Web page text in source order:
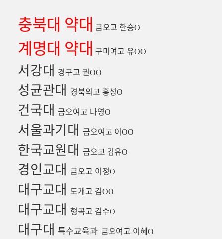
충북대 약대 금오고 한승O
계명대 약대 구미여고 유OO
서강대 경구고 권OO
성균관대 경북외고 홍성O
건국대 금오여고 나영O
서울과기대 금오여고 이OO
한국교원대 금오고 김유O
경인교대 금오고 이정O
대구교대 도개고 김OO
대구교대 형곡고 김수O
대구대 특수교육과 금오여고 이혜O